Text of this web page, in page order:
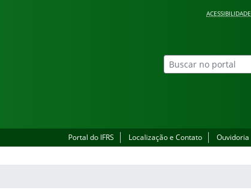
ACESSIBILIDADE
Portal do IFRS Localização e Contato Ouvidoria